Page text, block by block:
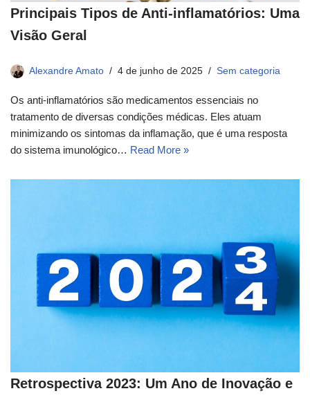
Principais Tipos de Anti-inflamatórios: Uma
Visão Geral
Alexandre Amato 4 de junho de 2025 Sem categoria
Os anti-inflamatórios são medicamentos essenciais no
tratamento de diversas condições médicas. Eles atuam
minimizando os sintomas da inflamação, que é uma resposta
do sistema imunológico… Read More »
Retrospectiva 2023: Um Ano de Inovação e